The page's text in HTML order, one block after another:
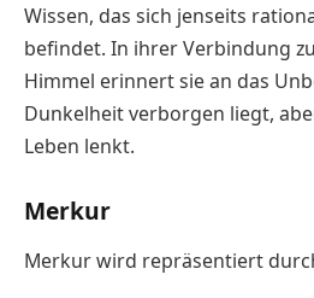
Wissen, das sich jenseits
befindet. In ihrer Verbindung
Himmel erinnert sie an das
Dunkelheit verborgen liegt,
Leben lenkt.
Merkur
Merkur wird repräsentiert